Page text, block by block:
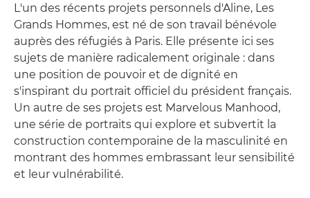
L'un des récents projets personnels d'Aline, Les
Grands Hommes, est né de son travail bénévole
auprès des réfugiés à Paris. Elle présente ici ses
sujets de manière radicalement originale : dans
une position de pouvoir et de dignité en
s'inspirant du portrait officiel du président français.
Un autre de ses projets est Marvelous Manhood,
une série de portraits qui explore et subvertit la
construction contemporaine de la masculinité en
montrant des hommes embrassant leur sensibilité
et leur vulnérabilité.